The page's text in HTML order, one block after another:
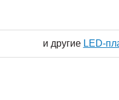
и другие LED-